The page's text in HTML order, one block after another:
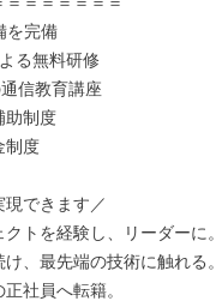
を完備
る無料研修
信教育講座
助制度
制度
現できます／
トを経験し、リーダーに。
、最先端の技術に触れる。
社員へ転籍。